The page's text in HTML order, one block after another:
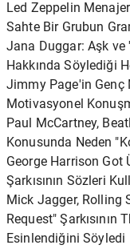
Led Zeppelin
Sahte Bir Grubun
Jana Duggar: Aşk ve
Hakkında Söylediği
Jimmy Page'in Genç
Motivasyonel
Paul McCartney,
Konusunda Neden
George Harrison Got
Şarkısının Sözleri
Mick Jagger, Rolling
Request"
Esinlendiğini Söyledi